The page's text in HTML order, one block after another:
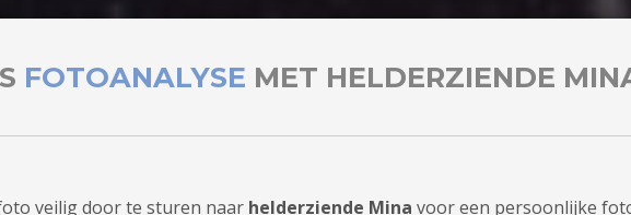
FOTOANALYSE MET HELDERZIENDE
veilig door te sturen naar helderziende Mina voor een persoonlijke